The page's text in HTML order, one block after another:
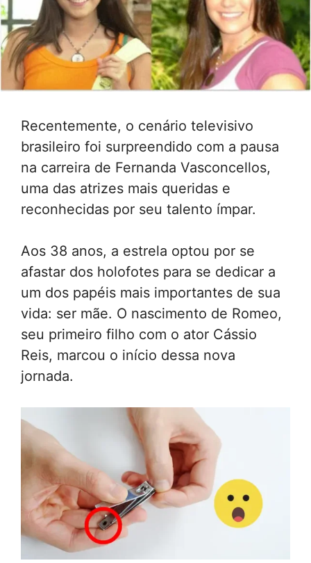
Recentemente, o cenário televisivo
brasileiro foi surpreendido com a pausa
na carreira de Fernanda Vasconcellos,
uma das atrizes mais queridas e
reconhecidas por seu talento ímpar.
Aos 38 anos, a estrela optou por se
afastar dos holofotes para se dedicar a
um dos papéis mais importantes de sua
vida: ser mãe. O nascimento de Romeo,
seu primeiro filho com o ator Cássio
Reis, marcou o início dessa nova
jornada.